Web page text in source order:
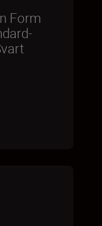
Form